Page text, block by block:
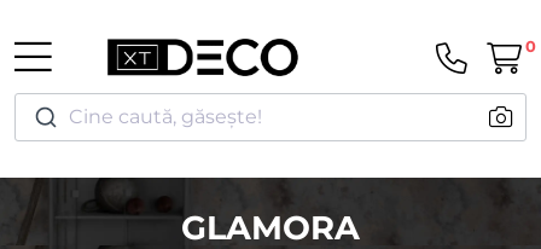
Cine caută, găsește!
0
GLAMORA